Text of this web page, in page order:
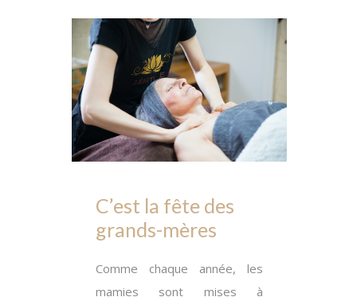
C’est la fête des
grands-mères
Comme chaque année, les
mamies sont mises à